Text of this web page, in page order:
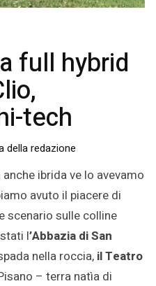
full hybrid
tech
della redazione
ibrida ve lo avevamo
avuto il piacere di
scenario sulle colline
l’Abbazia di San
nella roccia, il Teatro
– terra natìa di